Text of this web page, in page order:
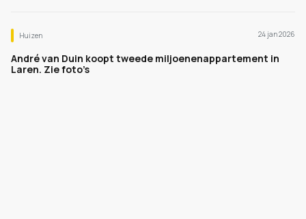
Huizen 24 jan 2026
André van Duin koopt tweede miljoenenappartement in
Laren. Zie foto’s